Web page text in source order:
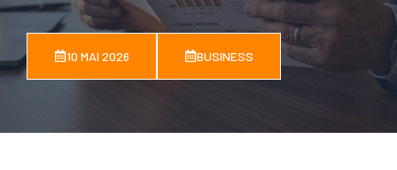
10 MAI 2026 BUSINESS